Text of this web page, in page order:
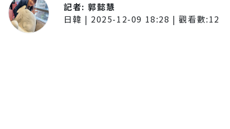
記者:郭懿慧
日韓 | 2025-12-09 18:28 | 觀看數:12